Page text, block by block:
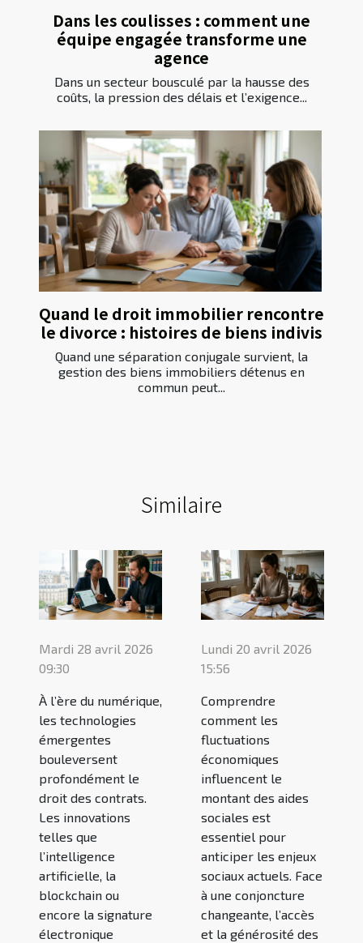
Dans les coulisses : comment une
équipe engagée transforme une
agence
Dans un secteur bousculé par la hausse des
coûts, la pression des délais et l’exigence...
Quand le droit immobilier rencontre
le divorce : histoires de biens indivis
Quand une séparation conjugale survient, la
gestion des biens immobiliers détenus en
commun peut...
Similaire
Mardi 28 avril 2026
09:30
À l’ère du numérique,
les technologies
émergentes
bouleversent
profondément le
droit des contrats.
Les innovations
telles que
l’intelligence
artificielle, la
blockchain ou
encore la signature
électronique
Lundi 20 avril 2026
15:56
Comprendre
comment les
fluctuations
économiques
influencent le
montant des aides
sociales est
essentiel pour
anticiper les enjeux
sociaux actuels. Face
à une conjoncture
changeante, l’accès
et la générosité des